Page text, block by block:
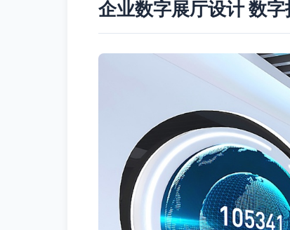
企业数字展厅设计 数